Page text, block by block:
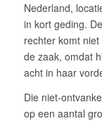
Nederland,
in kort geding.
rechter komt
de zaak, omdat
acht in haar
Die niet-
op een aantal